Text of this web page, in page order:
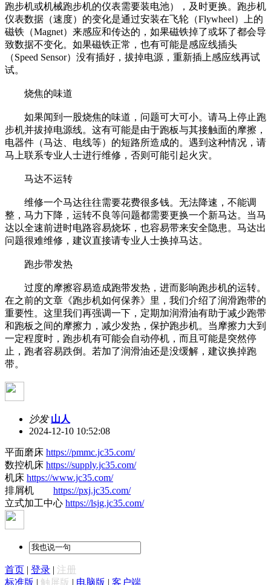
跑步机或机械跑步机的仪表需要装电池），及时更换。跑步机
仪表数据（速度）的变化是通过安装在飞轮（Flywheel）上的
磁铁（Magnet）来感应和传达的，如果磁铁掉了或坏了都会导
致数据不变化。如果磁铁正常，也有可能是感应线插头
（Speed Sensor）没有插好，拔掉电源，重新插上感应线再试
试。
烧焦的味道
如果闻到一股烧焦的味道，问题可大可小。请马上停止跑
步机并拔掉电源线。这有可能是由于跑板与其接触面的摩擦，
电器件（马达、电线等）的短路所造成的。遇到这种情况，请
马上联系专业人士进行维修，否则可能引起火灾。
马达不运转
维修一个马达往往需要花费很多钱。无法降速，不能调
整，马力下降，运转不良等问题都需要更换一个新马达。当马
达以全速前进时电路容易烧坏，也容易带来安全隐患。马达出
问题很难维修，建议直接请专业人士换掉马达。
跑步带发热
过度的摩擦容易造成跑带发热，进而影响跑步机的运转。
在之前的文章《跑步机如何保养》里，我们介绍了润滑跑带的
重要性。这里我们再强调一下，定期加润滑油有助于减少跑带
和跑板之间的摩擦力，减少发热，保护跑步机。当摩擦力大到
一定程度时，跑步机有可能会自动停机，而且可能是突然停
止，跑者容易跌倒。若加了润滑油还是没缓解，建议换掉跑
带。
沙发 山人
2024-12-10 10:52:08
平面磨床 https://pmmc.jc35.com/
数控机床 https://supply.jc35.com/
机床 https://www.jc35.com/
排屑机 https://pxj.jc35.com/
立式加工中心 https://lsjg.jc35.com/
首页 | 登录 | 注册
标准版 | 触屏版 | 电脑版 | 客户端